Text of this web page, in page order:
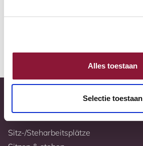
Alles toestaan
Selectie toestaan
Sitz-/Steharbeitsplätze